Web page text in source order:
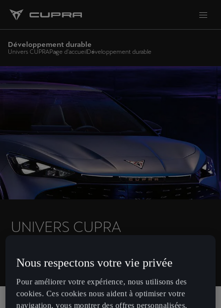
Développement durable
Univers CUPRAPage d'accueil Développement durable
UNIVERS CUPRA
marque CUPRA.
Nous respectons votre vie privée
Pour améliorer votre expérience, nous utilisons des
cookies. Ces cookies nous aident à optimiser votre
navigation, vous montrer des offres personnalisées,